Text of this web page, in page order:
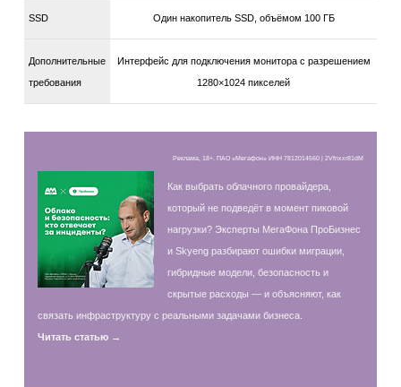
SSD Один накопитель SSD, объёмом 100 ГБ
Дополнительные
требования
Интерфейс для подключения монитора с разрешением
1280×1024 пикселей
Реклама, 18+. ПАО «Мегафон» ИНН 7812014560 | 2Vfnxxr81dM
Как выбрать облачного провайдера,
который не подведёт в момент пиковой
нагрузки? Эксперты МегаФона ПроБизнес
и Skyeng разбирают ошибки миграции,
гибридные модели, безопасность и
скрытые расходы — и объясняют, как
связать инфраструктуру с реальными задачами бизнеса.
Читать статью →